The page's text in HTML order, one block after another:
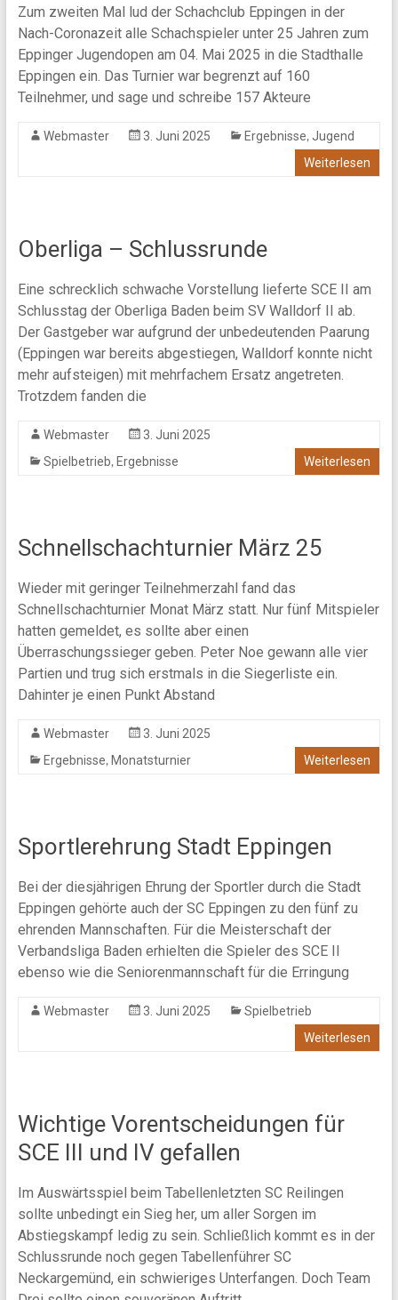
Zum zweiten Mal lud der Schachclub Eppingen in der
Nach-Coronazeit alle Schachspieler unter 25 Jahren zum
Eppinger Jugendopen am 04. Mai 2025 in die Stadthalle
Eppingen ein. Das Turnier war begrenzt auf 160
Teilnehmer, und sage und schreibe 157 Akteure
Webmaster 3. Juni 2025 Ergebnisse, Jugend
Weiterlesen
Oberliga – Schlussrunde
Eine schrecklich schwache Vorstellung lieferte SCE II am
Schlusstag der Oberliga Baden beim SV Walldorf II ab.
Der Gastgeber war aufgrund der unbedeutenden Paarung
(Eppingen war bereits abgestiegen, Walldorf konnte nicht
mehr aufsteigen) mit mehrfachem Ersatz angetreten.
Trotzdem fanden die
Webmaster
3. Juni 2025
Spielbetrieb, Ergebnisse Weiterlesen
Schnellschachturnier März 25
Wieder mit geringer Teilnehmerzahl fand das
Schnellschachturnier Monat März statt. Nur fünf Mitspieler
hatten gemeldet, es sollte aber einen
Überraschungssieger geben. Peter Noe gewann alle vier
Partien und trug sich erstmals in die Siegerliste ein.
Dahinter je einen Punkt Abstand
Webmaster
3. Juni 2025
Ergebnisse, Monatsturnier Weiterlesen
Sportlerehrung Stadt Eppingen
Bei der diesjährigen Ehrung der Sportler durch die Stadt
Eppingen gehörte auch der SC Eppingen zu den fünf zu
ehrenden Mannschaften. Für die Meisterschaft der
Verbandsliga Baden erhielten die Spieler des SCE II
ebenso wie die Seniorenmannschaft für die Erringung
Webmaster 3. Juni 2025
Spielbetrieb
Weiterlesen
Wichtige Vorentscheidungen für
SCE III und IV gefallen
Im Auswärtsspiel beim Tabellenletzten SC Reilingen
sollte unbedingt ein Sieg her, um aller Sorgen im
Abstiegskampf ledig zu sein. Schließlich kommt es in der
Schlussrunde noch gegen Tabellenführer SC
Neckargemünd, ein schwieriges Unterfangen. Doch Team